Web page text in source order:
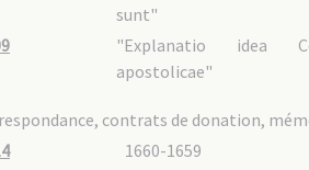
sunt"
"Explanatio idea
apostolicae"
contrats de donation,
1660-1659